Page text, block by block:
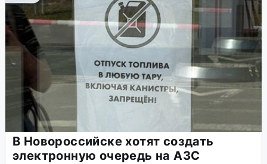
В Новороссийске хотят создать
электронную очередь на АЗС